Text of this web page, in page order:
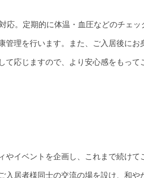
応。定期的に体温・血圧などのチェッ
管理を行います。また、ご入居後にお
て応じますので、より安心感をもって
やイベントを企画し、これまで続けて
入居者様同士の交流の場を設け、和や